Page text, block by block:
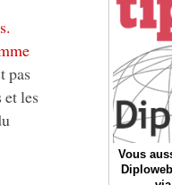
pas
les
Vous